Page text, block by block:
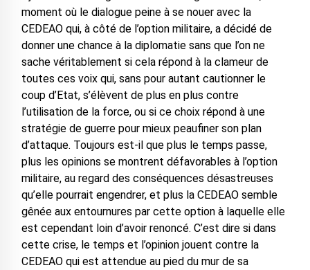
moment où le dialogue peine à se nouer avec la
CEDEAO qui, à côté de l’option militaire, a décidé de
donner une chance à la diplomatie sans que l’on ne
sache véritablement si cela répond à la clameur de
toutes ces voix qui, sans pour autant cautionner le
coup d’Etat, s’élèvent de plus en plus contre
l’utilisation de la force, ou si ce choix répond à une
stratégie de guerre pour mieux peaufiner son plan
d’attaque. Toujours est-il que plus le temps passe,
plus les opinions se montrent défavorables à l’option
militaire, au regard des conséquences désastreuses
qu’elle pourrait engendrer, et plus la CEDEAO semble
gênée aux entournures par cette option à laquelle elle
est cependant loin d’avoir renoncé. C’est dire si dans
cette crise, le temps et l’opinion jouent contre la
CEDEAO qui est attendue au pied du mur de sa